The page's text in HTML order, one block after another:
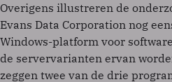
Overigens illustreren de
Evans Data Corporation nog
Windows-platform voor
de servervarianten ervan
zeggen twee van de drie